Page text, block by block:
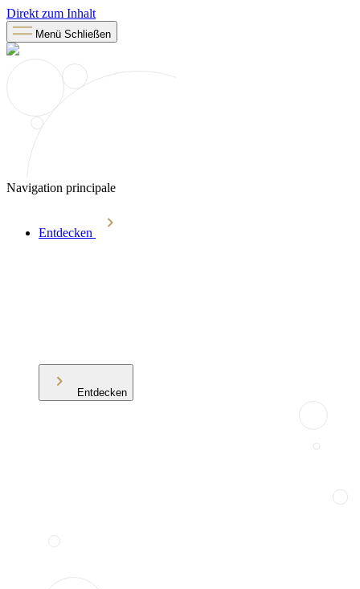
Direkt zum Inhalt
Menü Schließen
Navigation principale
Entdecken
Entdecken